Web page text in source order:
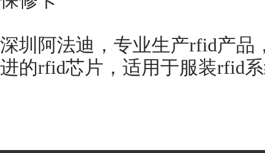
深圳阿法迪，专业生产rfid产品
进的rfid芯片，适用于服装rfid